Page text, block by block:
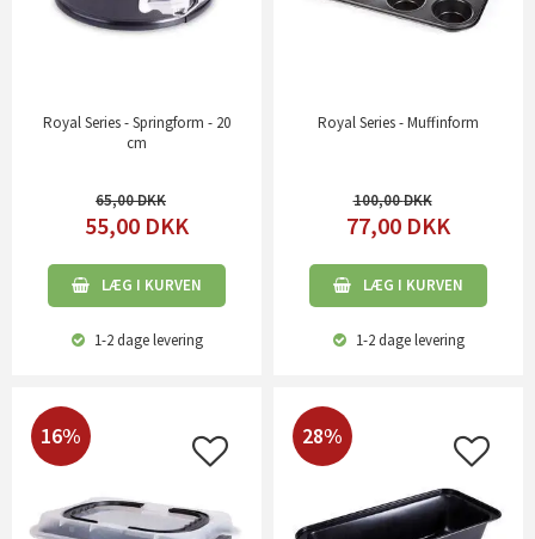
Royal Series - Springform - 20
cm
65,00
55,00 DKK
LÆG I KURVEN
1-2 dagelevering
Royal Series - Muffinform
100,00
77,00 DKK
LÆG I KURVEN
1-2 dagelevering
16% 28%